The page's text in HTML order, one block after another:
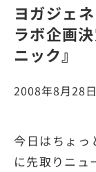
ヨガジェ
ラボ企画
ニック』
2008年8月28日
今日はちょっ
に先取りニ